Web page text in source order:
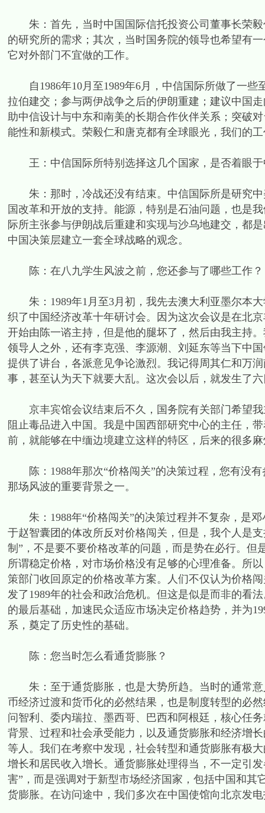
朱：首先，当时中国国际信托投资公司董事长荣毅
的研究所的需求；其次，当时国务院的领导也希望有
它对外部门不宜做的工作。
自1986年10月至1989年6月，中信国际所做了一些
拉伯建交；参与两伊战争之后的伊朗重建；建议中国
助中信设计与中东和南美的长期合作伙伴关系；突破
能性和新模式。荣毅仁和唐克都有全球眼光，我们的
王：中信国际所特别选择这几个国家，是否着眼于
朱：那时，冷战还没有结束。中信国际所是研究中
国改革和开放的支持。能源，特别是石油问题，也是
际所主张参与伊朗战后重建和实现与沙乌地建交，都
中国决策层建立一套全球战略的观念。
陈：在八九学生风波之前，您还参与了哪些工作？
朱：1989年1月至3月初，我先去澳大利亚墨尔本大
织了中国经济改革十年研讨会。因为这次会议是在北
开始由陈一谘主持，但是他的腿坏了，然后由我主持
领导人之外，还有李克强、李源潮、刘延东等当下中
提供了讲台，各派意见争论激烈。我记得周其仁和万
事，甚至认为天下就要大乱。这次会以后，就发生了
京丰宾馆会议结束后不久，国务院有关部门希望我
阻止毒品进入中国。我是中国西部研究中心的主任，
前，就能够在中缅边境建立这样的特区，后来的很多
陈：1988年那次“价格闯关”的决策过程，您有没有
那场风波的重要背景之一。
朱：1988年“价格闯关”的决策过程并不复杂，是邓
于赵智囊团的体改所反对价格闯关，但是，我个人是
制”，不是要不要价格改革的问题，而是势在必行。
所谓稳定价格，对市场价格没有足够的心理准备。所
策部门收回原定的价格改革方案。人们不仅认为价格
发了1989年的社会和政治危机。但这是似是而非的看
的最后基础，加速民众适应市场决定价格趋势，并为
系，奠定了历史性的基础。
陈：您当时怎么看通货膨胀？
朱：至于通货膨胀，也是大势所趋。当时的通常意
币经济过渡和货币化的必然结果，也是制度转型的必
问智利、委内瑞拉、墨西哥、巴西和阿根廷，核心任
背景、过程和社会承受能力，以及通货膨胀和经济增
等人。我们在考察中发现，社会转型和通货膨胀有极
增长和居民收入增长。通货膨胀处理得当，不一定引
害”，而是强调对于新型市场经济国家，包括中国和
货膨胀。在访问途中，我们多次在中国使馆向北京发